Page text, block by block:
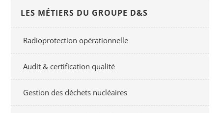
LES MÉTIERS DU GROUPE D&S
Radioprotection opérationnelle
Audit & certification qualité
Gestion des déchets nucléaires